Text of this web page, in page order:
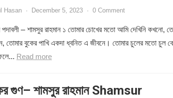
Hasan · December 5, 2023 · 0 Comment
পদাবলী – শামসুর রাহমান ১ তোমার চোখের মতো আমি দেখিনি কখনো,
তোমার বুকের পাখি একদা ধ্বনিত এ জীবনে। তোমার চুলের মতো চুল
Read more
গুণ– শামসুর রাহমান Shamsur